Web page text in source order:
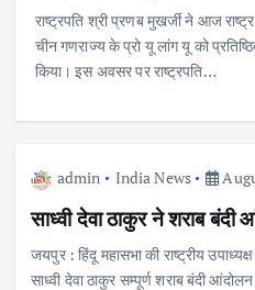
राष्ट्रपति श्री प्रणब मुखर्जी ने आज
चीन गणराज्‍य के प्रो यू लांग यू को
किया। इस अवसर पर राष्ट्रपति…
admin India News
साध्वी देवा ठाकुर ने शराब
जयपुर : हिंदू महासभा की राष्ट्रीय
साध्वी देवा ठाकुर सम्पूर्ण शराब बंदी